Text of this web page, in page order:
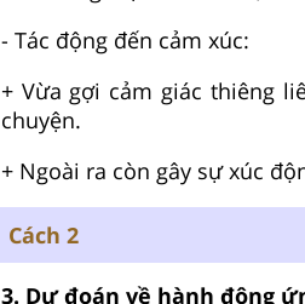
- Tác động đến cảm xúc:
+ Vừa gợi cảm giác thiêng
chuyện.
+ Ngoài ra còn gây sự xúc
Cách 2
3. Dự đoán về hành động